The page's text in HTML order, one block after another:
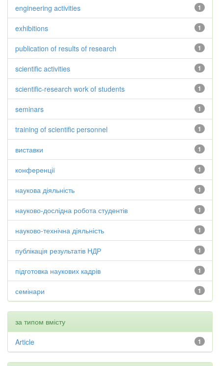
1
engineering activities
1
exhibitions
1
publication of results of research
1
scientific activities
1
scientific-research work of students
1
seminars
1
training of scientific personnel
1
виставки
1
конференції
1
наукова діяльність
1
науково-дослідна робота студентів
1
науково-технічна діяльність
1
публікація результатів НДР
1
підготовка наукових кадрів
1
семінари
за типом вмісту
1
Article